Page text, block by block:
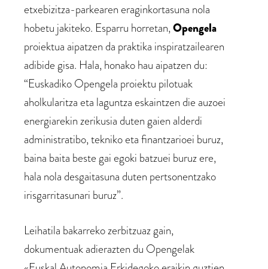
etxebizitza-parkearen eraginkortasuna nola
hobetu jakiteko. Esparru horretan,Opengela
proiektua aipatzen da praktika inspiratzailearen
adibide gisa. Hala, honako hau aipatzen du:
“Euskadiko Opengela proiektu pilotuak
aholkularitza eta laguntza eskaintzen die auzoei
energiarekin zerikusia duten gaien alderdi
administratibo, tekniko eta finantzarioei buruz,
baina baita beste gai egoki batzuei buruz ere,
hala nola desgaitasuna duten pertsonentzako
irisgarritasunari buruz”.
Leihatila bakarreko zerbitzuaz gain,
dokumentuak adierazten du Opengelak